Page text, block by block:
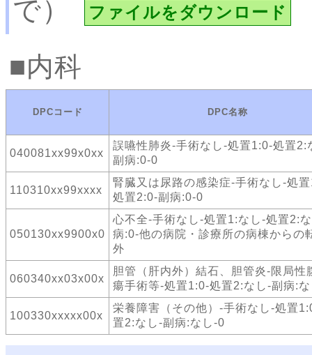
で）
ファイルをダウンロード
内科
DPCコード DPC名称
040081xx99x0xx
誤嚥性肺炎-手術なし-処置1:0-処置2:
副病:0-0
110310xx99xxxx
腎臓又は尿路の感染症-手術なし-処
処置2:0-副病:0-0
050130xx9900x0
心不全-手術なし-処置1:なし-処置2:
病:0-他の病院・診療所の病棟からの
外
060340xx03x00x
胆管（肝内外）結石、胆管炎-限局性
瘍手術等-処置1:0-処置2:なし-副病:
100330xxxxx00x
栄養障害（その他）-手術なし-処置
置2:なし-副病:なし-0